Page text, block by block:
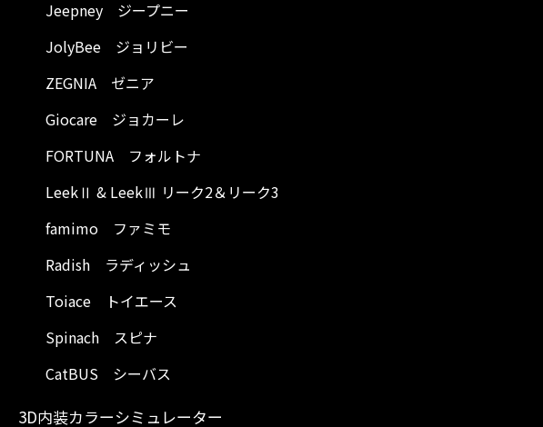
Jeepney ジープニー
JolyBee ジョリビー
ZEGNIA ゼニア
Giocare ジョカーレ
FORTUNA フォルトナ
LeekⅡ & LeekⅢ リーク2＆リーク3
famimo ファミモ
Radish ラディッシュ
Toiace トイエース
Spinach スピナ
CatBUS シーバス
3D内装カラーシミュレーター